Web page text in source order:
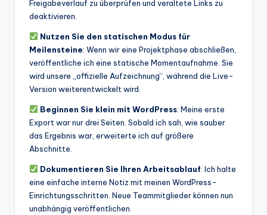
Freigabeverlauf zu überprüfen und veraltete Links zu
deaktivieren.
Nutzen Sie den statischen Modus für
Meilensteine: Wenn wir eine Projektphase abschließen,
veröffentliche ich eine statische Momentaufnahme. Sie
wird unsere „offizielle Aufzeichnung“, während die Live-
Version weiterentwickelt wird.
Beginnen Sie klein mit WordPress: Meine erste
Export war nur drei Seiten. Sobald ich sah, wie sauber
das Ergebnis war, erweiterte ich auf größere
Abschnitte.
Dokumentieren Sie Ihren Arbeitsablauf: Ich halte
eine einfache interne Notiz mit meinen WordPress-
Einrichtungsschritten. Neue Teammitglieder können nun
unabhängig veröffentlichen.